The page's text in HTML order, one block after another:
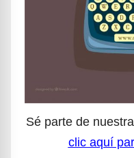
Sé parte de
clic aquí